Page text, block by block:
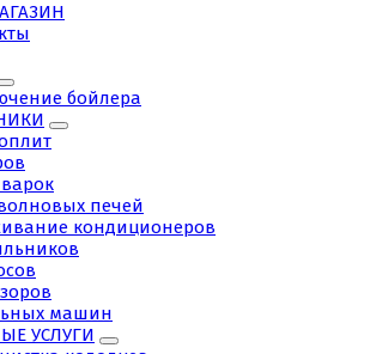
бойлера
печей
кондиционеров
машин
УСЛУГИ